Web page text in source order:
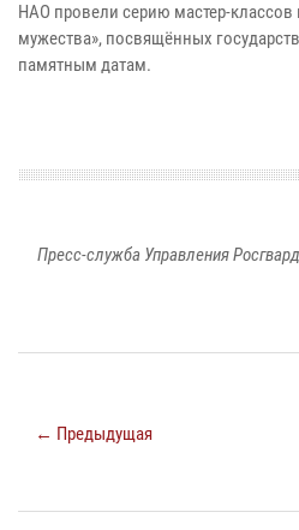
НАО провели серию мастер-классов
мужества», посвящённых
памятным датам.
Пресс-служба Управления
← Предыдущая